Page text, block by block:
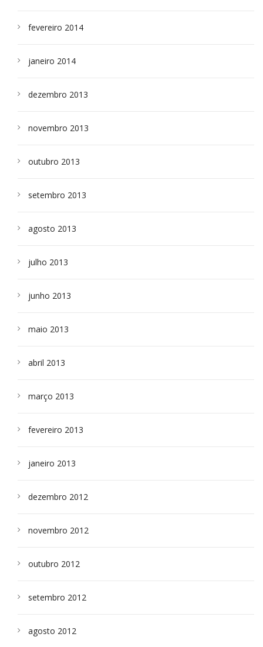
fevereiro 2014
janeiro 2014
dezembro 2013
novembro 2013
outubro 2013
setembro 2013
agosto 2013
julho 2013
junho 2013
maio 2013
abril 2013
março 2013
fevereiro 2013
janeiro 2013
dezembro 2012
novembro 2012
outubro 2012
setembro 2012
agosto 2012